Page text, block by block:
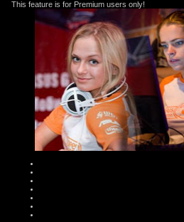
This feature is for Premium users only!